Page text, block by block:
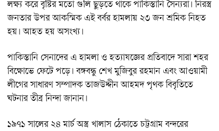
লক্ষ্য করে বৃষ্টির মতো গুলি ছুড়তে থাকে পাকিস্তানি সৈন্যরা। নিরস্ত্র
জনতার উপর আকস্মিক এই বর্বর হামলায় ২৩ জন শ্রমিক নিহত
হয়। আহত হয় অসংখ্য।
পাকিস্তানি সেনাদের এ হামলা ও হত্যাযজ্ঞের প্রতিবাদে সারা শহর
বিক্ষোভে ফেটে পড়ে। বঙ্গবন্ধু শেখ মুজিবুর রহমান এবং আওয়ামী
লীগের সাধারণ সম্পাদক তাজউদ্দীন আহমদ পৃথক বিবৃতিতে
ঘটনার তীব্র নিন্দা জানান।
১৯৭১ সালের ২৪ মার্চ অস্ত্র খালাস ঠেকাতে চট্টগ্রাম বন্দরের